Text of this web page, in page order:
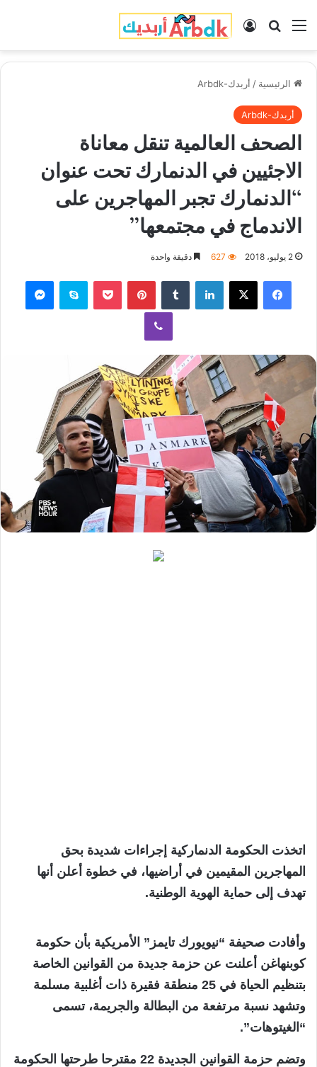
القائمة بحث عنتسجيل الدخول
الرئيسية / أربدك-Arbdk
أربدك-Arbdk
الصحف العالمية تنقل معاناة
الاجئيين في الدنمارك تحت عنوان
“الدنمارك تجبر المهاجرين على
الاندماج في مجتمعها”
2 يوليو، 2018 627 دقيقة واحدة
فيسبوك لينكدإن بينتيريست سكايب
ڤايبر
اتخذت الحكومة الدنماركية إجراءات شديدة بحق
المهاجرين المقيمين في أراضيها، في خطوة أعلن أنها
تهدف إلى حماية الهوية الوطنية.
وأفادت صحيفة “نيويورك تايمز” الأمريكية بأن حكومة
كوبنهاغن أعلنت عن حزمة جديدة من القوانين الخاصة
بتنظيم الحياة في 25 منطقة فقيرة ذات أغلبية مسلمة
وتشهد نسبة مرتفعة من البطالة والجريمة، تسمى
“الغيتوهات”.
وتضم حزمة القوانين الجديدة 22 مقترحا طرحتها الحكومة